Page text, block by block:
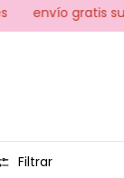
gratis
Filtrar